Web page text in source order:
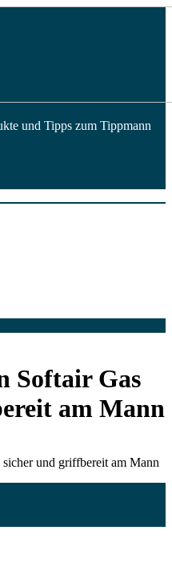
und Tipps zum Tippmann
Softair Gas
am Mann
und griffbereit am Mann